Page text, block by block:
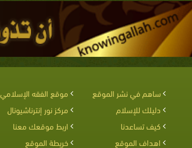
ساهم في نشر الموقع
موقع الفقه الإسلامي
دليلك للإسلام
مركز نور إنترناشيونال
كيف تساعدنا
اربط موقعك معنا
اهداف الموقع
خريطة الموقع